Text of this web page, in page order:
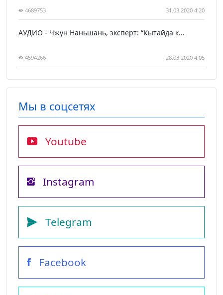
4689753 31.03.2020 4:20
АУДИО - Чжун Наньшань, эксперт: “Кытайда к...
4594266 28.03.2020 4:05
Мы в соцсетях
Youtube
Instagram
Telegram
Facebook